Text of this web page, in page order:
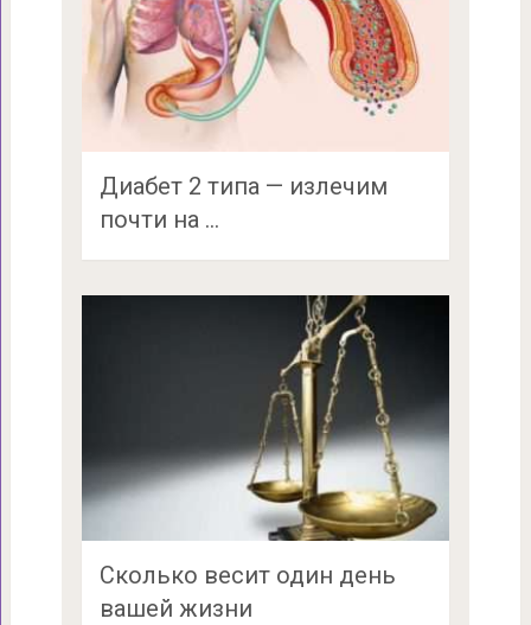
Диабет 2 типа — излечим
почти на …
Сколько весит один день
вашей жизни